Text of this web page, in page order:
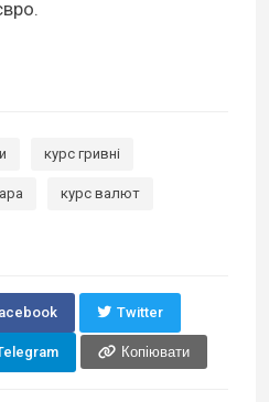
курс гривні
курс валют
Twitter
Копіювати